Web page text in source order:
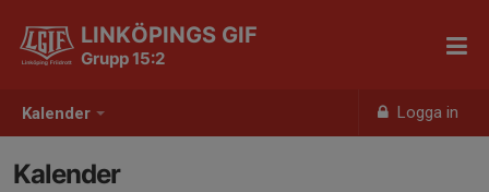
Kalender Logga in
LINKÖPINGS GIF
Grupp 15:2
Kalender